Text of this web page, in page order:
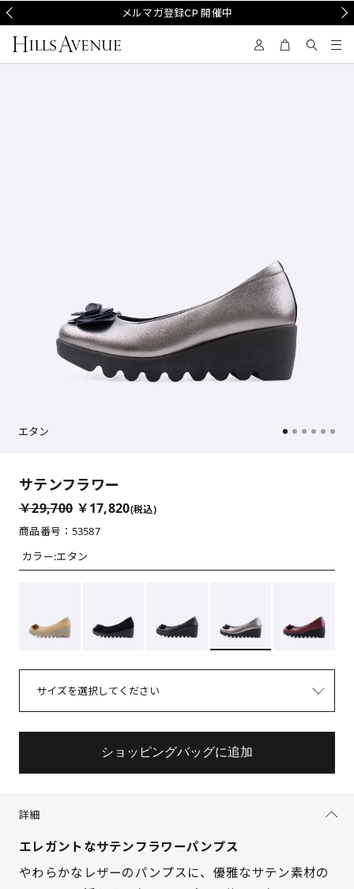
メルマガ登録CP 開催中
エタン
サテンフラワー
￥29,700 ￥17,820(税込)
商品番号：53587
カラー:エタン
サイズを選択してください
ショッピングバッグに追加
詳細
エレガントなサテンフラワーパンプス
やわらかなレザーのパンプスに、優雅なサテン素材の